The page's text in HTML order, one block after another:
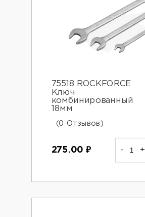
75518 ROCKFORCE
Ключ
комбинированный
18мм
(0 Отзывов)
275.00 ₽ - +